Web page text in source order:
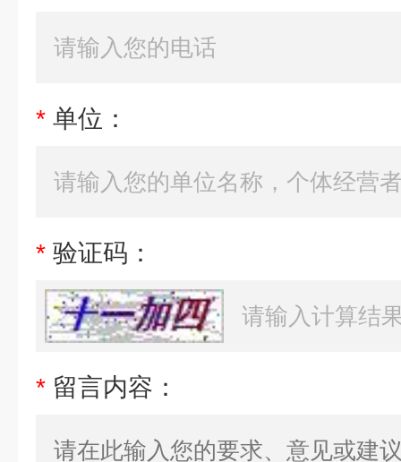
* 单位：
* 验证码：
* 留言内容：